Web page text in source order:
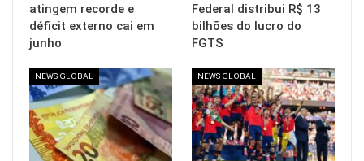
atingem recorde e
déficit externo cai em
junho
Federal distribui R$ 13
bilhões do lucro do
FGTS
NEWS GLOBAL NEWS GLOBAL